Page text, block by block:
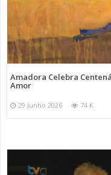
Amadora Celebra
Amor
29 Junho 2026 74 K